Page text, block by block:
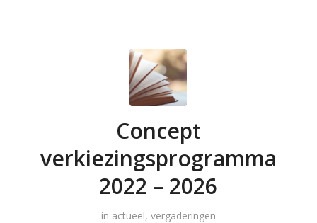
Concept
verkiezingsprogramma
2022 – 2026
in actueel, vergaderingen